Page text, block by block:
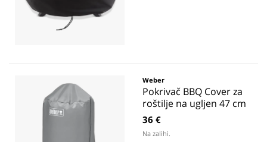
Weber
Pokrivač BBQ Cover za
roštilje na ugljen 47 cm
36 €
Na zalihi.